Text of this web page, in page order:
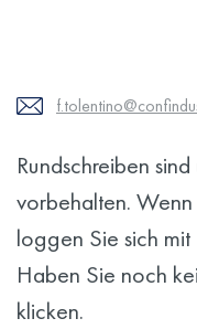
Rundschreiben
vorbehalten. Wenn
loggen Sie sich
Haben Sie noch
klicken.